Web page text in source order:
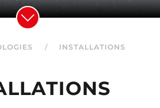
INSTALLATIONS